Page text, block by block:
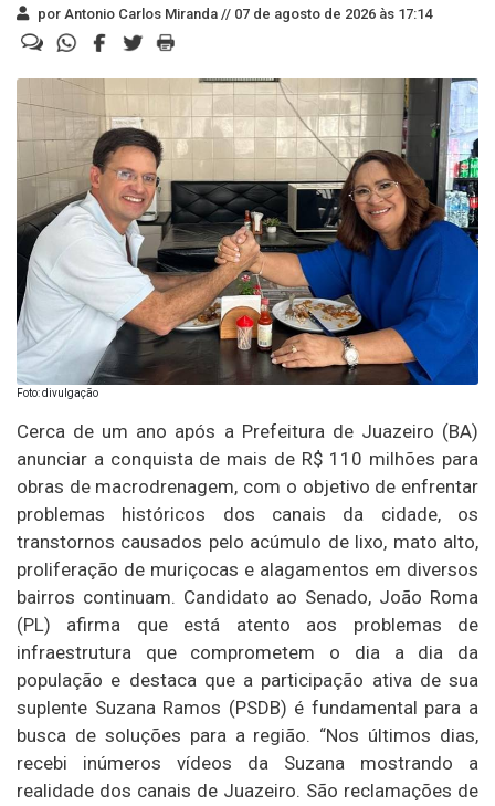
por Antonio Carlos Miranda // 07 de agosto de 2026 às 17:14
Foto: divulgação
Cerca de um ano após a Prefeitura de Juazeiro (BA)
anunciar a conquista de mais de R$ 110 milhões para
obras de macrodrenagem, com o objetivo de enfrentar
problemas históricos dos canais da cidade, os
transtornos causados pelo acúmulo de lixo, mato alto,
proliferação de muriçocas e alagamentos em diversos
bairros continuam. Candidato ao Senado, João Roma
(PL) afirma que está atento aos problemas de
infraestrutura que comprometem o dia a dia da
população e destaca que a participação ativa de sua
suplente Suzana Ramos (PSDB) é fundamental para a
busca de soluções para a região. “Nos últimos dias,
recebi inúmeros vídeos da Suzana mostrando a
realidade dos canais de Juazeiro. São reclamações de